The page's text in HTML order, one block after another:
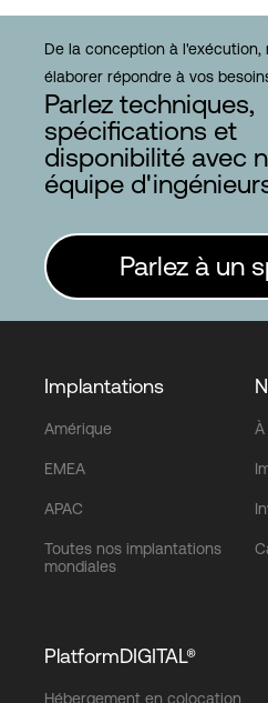
De la conception à l'exécution,
élaborer répondre à vos
Parlez techniques,
spécifications et
disponibilité avec
équipe
Parlez à un
Implantations
Amérique
EMEA
APAC
Toutes nos implantations
mondiales
À
PlatformDIGITAL®
Hébergement en colocation